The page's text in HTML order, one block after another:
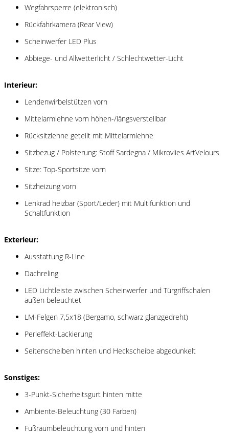
Wegfahrsperre (elektronisch)
Rückfahrkamera (Rear View)
Scheinwerfer LED Plus
Abbiege- und Allwetterlicht / Schlechtwetter-Licht
Interieur:
Lendenwirbelstützen vorn
Mittelarmlehne vorn höhen-/längsverstellbar
Rücksitzlehne geteilt mit Mittelarmlehne
Sitzbezug / Polsterung: Stoff Sardegna / Mikrovlies ArtVelours
Sitze: Top-Sportsitze vorn
Sitzheizung vorn
Lenkrad heizbar (Sport/Leder) mit Multifunktion und
Schaltfunktion
Exterieur:
Ausstattung R-Line
Dachreling
LED Lichtleiste zwischen Scheinwerfer und Türgriffschalen
außen beleuchtet
LM-Felgen 7,5x18 (Bergamo, schwarz glanzgedreht)
Perleffekt-Lackierung
Seitenscheiben hinten und Heckscheibe abgedunkelt
Sonstiges:
3-Punkt-Sicherheitsgurt hinten mitte
Ambiente-Beleuchtung (30 Farben)
Fußraumbeleuchtung vorn und hinten